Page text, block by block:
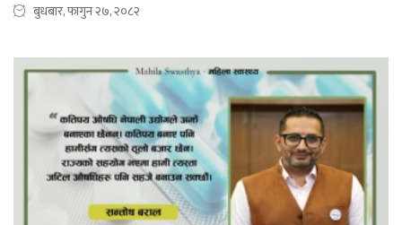
बुधबार, फागुन २७, २०८२